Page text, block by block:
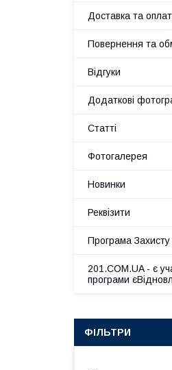
Доставка та
Повернення та
Відгуки
Додаткові
Статті
Фотогалерея
Новинки
Реквізити
Програма Захисту
201.COM.UA - є
програми
ФІЛЬТРИ